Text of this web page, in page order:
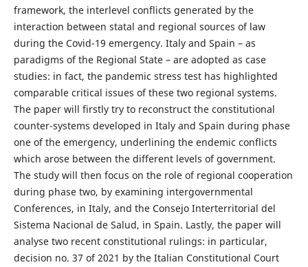
framework, the interlevel conflicts generated by the
interaction between statal and regional sources of law
during the Covid-19 emergency. Italy and Spain – as
paradigms of the Regional State – are adopted as case
studies: in fact, the pandemic stress test has highlighted
comparable critical issues of these two regional systems.
The paper will firstly try to reconstruct the constitutional
counter-systems developed in Italy and Spain during phase
one of the emergency, underlining the endemic conflicts
which arose between the different levels of government.
The study will then focus on the role of regional cooperation
during phase two, by examining intergovernmental
Conferences, in Italy, and the Consejo Interterritorial del
Sistema Nacional de Salud, in Spain. Lastly, the paper will
analyse two recent constitutional rulings: in particular,
decision no. 37 of 2021 by the Italian Constitutional Court